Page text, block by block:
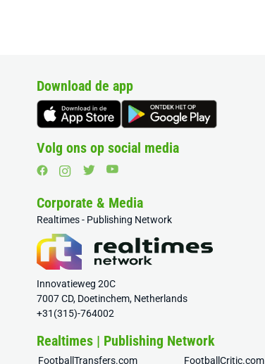
Download de app
Volg ons op social media
Corporate & Media
Realtimes - Publishing Network
Innovatieweg 20C
7007 CD, Doetinchem, Netherlands
+31(315)-764002
Realtimes | Publishing Network
FootballTransfers.com FootballCritic.com